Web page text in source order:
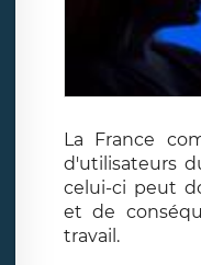
La France
d'utilisateurs
celui-ci peut
et de
travail.